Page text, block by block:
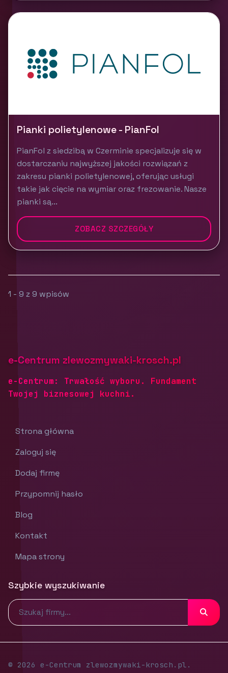
Pianki polietylenowe - PianFol
PianFol z siedzibą w Czerminie specjalizuje się w
dostarczaniu najwyższej jakości rozwiązań z
zakresu pianki polietylenowej, oferując usługi
takie jak cięcie na wymiar oraz frezowanie. Nasze
pianki są...
ZOBACZ SZCZEGÓŁY
1 - 9 z 9 wpisów
e-Centrum zlewozmywaki-krosch.pl
e-Centrum: Trwałość wyboru. Fundament
Twojej biznesowej kuchni.
Strona główna
Zaloguj się
Dodaj firmę
Przypomnij hasło
Blog
Kontakt
Mapa strony
Szybkie wyszukiwanie
© 2026 e-Centrum zlewozmywaki-krosch.pl.